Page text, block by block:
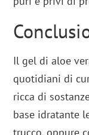
Il gel di aloe
quotidiani di
ricca di
base idratante
trucco, oppure